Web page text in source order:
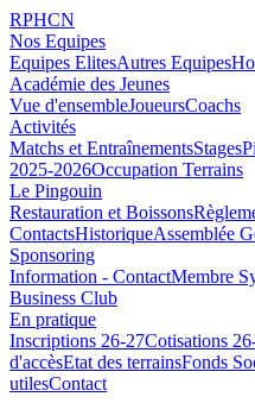
RPHCN
Nos Equipes
Equipes ElitesAutres Equipes
Académie des Jeunes
Vue d'ensembleJoueursCoachs
Activités
Matchs et EntraînementsStages
2025-2026Occupation Terrains
Le Pingouin
Restauration et Boissons
ContactsHistoriqueAssemblée
Sponsoring
Information - ContactMembre
Business Club
En pratique
Inscriptions 26-27Cotisations
d'accèsEtat des terrainsFonds
utilesContact